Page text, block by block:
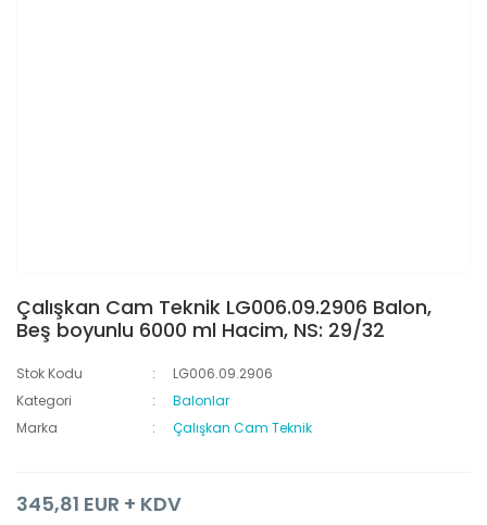
Çalışkan Cam Teknik LG006.09.2906 Balon,
Beş boyunlu 6000 ml Hacim, NS: 29/32
Stok Kodu
LG006.09.2906
Kategori
Balonlar
Marka
Çalışkan Cam Teknik
345,81 EUR + KDV